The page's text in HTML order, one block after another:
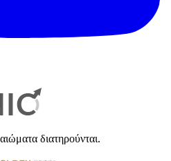
διατηρούνται.